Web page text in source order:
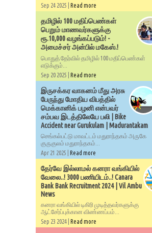
Sep 24 2025 | Read more
தமிழில் 100 மதிப்பெண்கள்
பெறும் மாணவர்களுக்கு
ரூ.10,000 வழங்கப்படும்! -
அமைச்சர் அன்பில் மகேஸ்.!
பொதுத் தேர்வில் தமிழில் 100 மதிப்பெண்கள்
எடுக்கும்...
Sep 20 2025 | Read more
இருசக்கர வாகனம் மீது அரசு
பேருந்து மோதிய விபத்தில்
மெக்கானிக் பழனி என்பவர்
சம்பவ இடத்திலேயே பலி | Bike
Accident near Gurukulam | Madurantakam
செங்கல்பட்டு மாவட்டம் மதுராந்தகம் அருகே
குருகுலம் மதுராந்தகம்...
Apr 21 2025 | Read more
தேர்வே இல்லாமல் கனரா வங்கியில்
வேலை..! 3000 பணியிடம்..! Canara
Bank Bank Recruitment 2024 | Vil Ambu
News
கனரா வங்கியில் டிகிரி முடித்தவர்களுக்கு
ஆட்சேர்ப்புக்கான விண்ணப்பம்...
Sep 23 2024 | Read more